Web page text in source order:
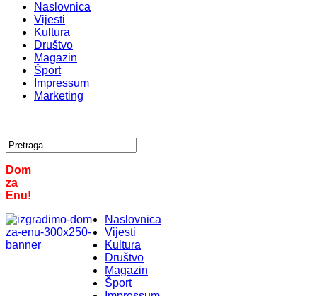
Naslovnica
Vijesti
Kultura
Društvo
Magazin
Šport
Impressum
Marketing
Dom
za
Enu!
Naslovnica
Vijesti
Kultura
Društvo
Magazin
Šport